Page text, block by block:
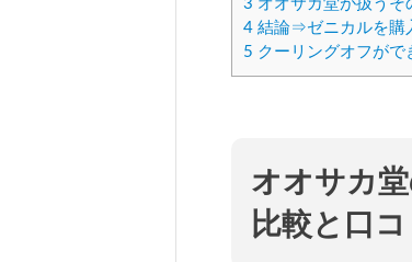
3 オオサカ堂が扱うそ
4 結論⇒ゼニカルを購
5 クーリングオフがで
オオサカ
比較と口コ